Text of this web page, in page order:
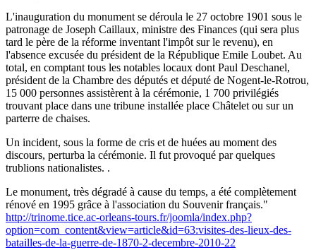
L'inauguration du monument se déroula le 27 octobre 1901 sous le
patronage de Joseph Caillaux, ministre des Finances (qui sera plus
tard le père de la réforme inventant l'impôt sur le revenu), en
l'absence excusée du président de la République Emile Loubet. Au
total, en comptant tous les notables locaux dont Paul Deschanel,
président de la Chambre des députés et député de Nogent-le-Rotrou,
15 000 personnes assistèrent à la cérémonie, 1 700 privilégiés
trouvant place dans une tribune installée place Châtelet ou sur un
parterre de chaises.
Un incident, sous la forme de cris et de huées au moment des
discours, perturba la cérémonie. Il fut provoqué par quelques
trublions nationalistes. .
Le monument, très dégradé à cause du temps, a été complètement
rénové en 1995 grâce à l'association du Souvenir français."
http://trinome.tice.ac-orleans-tours.fr/joomla/index.php?
option=com_content&view=article&id=63:visites-des-lieux-des-
batailles-de-la-guerre-de-1870-2-decembre-2010-22